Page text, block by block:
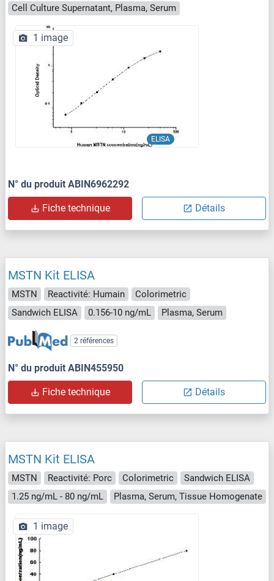
Cell Culture Supernatant, Plasma, Serum
ELISA
1 image
N° du produit ABIN6962292
Fiche technique Détails
MSTN Kit ELISA
MSTN Reactivité: Humain
Colorimetric
Sandwich ELISA
0.156-10 ng/mL Plasma, Serum
2 références
N° du produit ABIN455950
Fiche technique Détails
MSTN Kit ELISA
MSTN Reactivité: Porc Colorimetric
Sandwich ELISA
1.25 ng/mL - 80 ng/mL
Plasma, Serum, Tissue Homogenate
1 image